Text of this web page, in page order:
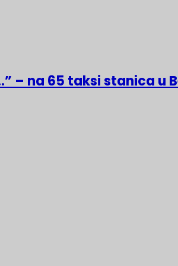
– na 65 taksi stanica u